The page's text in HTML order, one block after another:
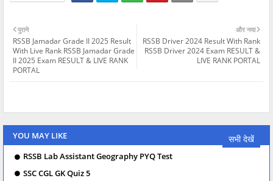
और नया
RSSB Driver 2024 Result With Rank
RSSB Driver 2024 Exam RESULT &
LIVE RANK PORTAL
पुराने
RSSB Jamadar Grade II 2025 Result
With Live Rank RSSB Jamadar Grade
II 2025 Exam RESULT & LIVE RANK
PORTAL
YOU MAY LIKE सभी देखें
RSSB Lab Assistant Geography PYQ Test
SSC CGL GK Quiz 5